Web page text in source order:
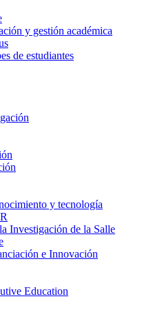
y gestión académica
de estudiantes
y tecnología
Investigación de la Salle
e Innovación
Education